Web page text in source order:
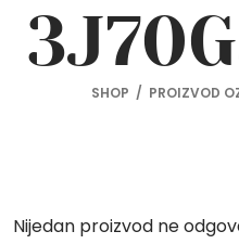
SHOP / PROIZVOD
Nijedan proizvod ne